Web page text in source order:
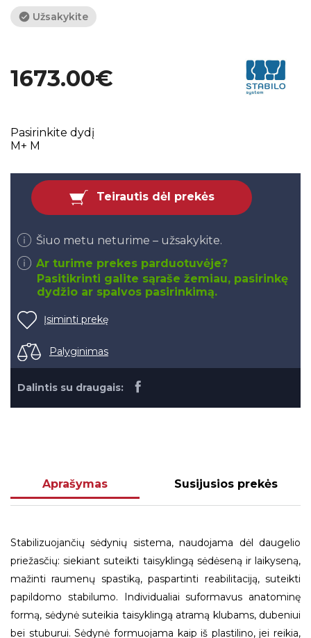
Užsakykite
1673.00€
Pasirinkite dydį
M+ M
Teirautis dėl prekės
Šiuo metu neturime – užsakykite.
Ar turime prekes parduotuvėje?
Pasitikrinti galite sąraše žemiau, pasirinkę
dydžio ar spalvos pasirinkimą.
Įsiminti prekę
Palyginimas
Dalintis su draugais:
Aprašymas Susijusios prekės
Stabilizuojančių sėdynių sistema, naudojama dėl daugelio
priežasčių: siekiant suteikti taisyklingą sėdėseną ir laikyseną,
mažinti raumenų spastiką, paspartinti reabilitaciją, suteikti
papildomo stabilumo. Individualiai suformavus anatominę
formą, sėdynė suteikia taisyklingą atramą klubams, dubeniui
bei stuburui. Sėdynė formuojama kaip iš plastilino, jei reikia,